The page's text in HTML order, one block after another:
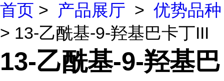
首页 > 产品展厅 > 优势品种
> 13-乙酰基-9-羟基巴卡丁III
13-乙酰基-9-羟基巴